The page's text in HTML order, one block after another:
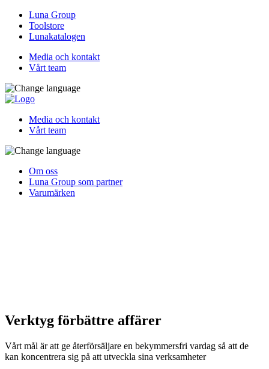
Luna Group
Toolstore
Lunakatalogen
Media och kontakt
Vårt team
Media och kontakt
Vårt team
Om oss
Luna Group som partner
Varumärken
Verktyg förbättre affärer
Vårt mål är att ge återförsäljare en bekymmersfri vardag så att de
kan koncentrera sig på att utveckla sina verksamheter